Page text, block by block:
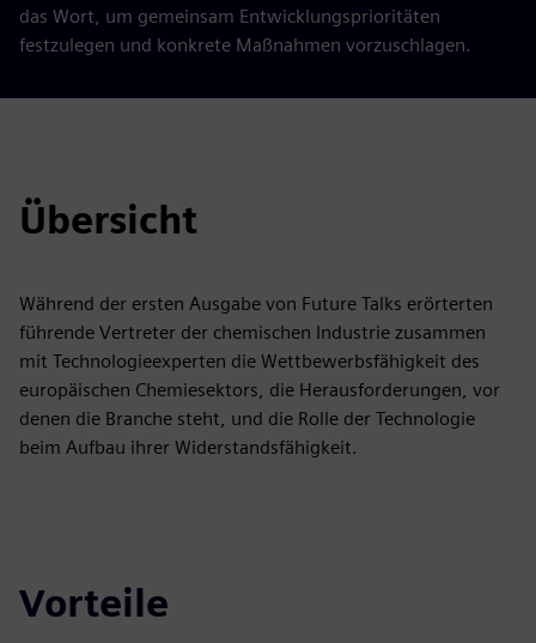
das Wort, um gemeinsam Entwicklungsprioritäten
festzulegen und konkrete Maßnahmen vorzuschlagen.
Übersicht
Während der ersten Ausgabe von Future Talks erörterten
führende Vertreter der chemischen Industrie zusammen
mit Technologieexperten die Wettbewerbsfähigkeit des
europäischen Chemiesektors, die Herausforderungen, vor
denen die Branche steht, und die Rolle der Technologie
beim Aufbau ihrer Widerstandsfähigkeit.
Vorteile